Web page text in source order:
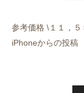
参考価格 \１１，
iPhoneからの投稿